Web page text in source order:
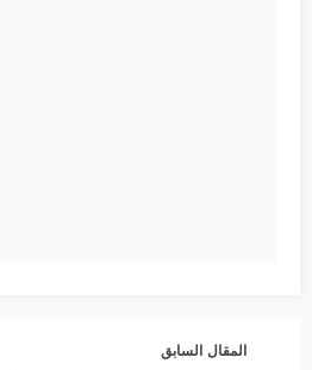
المقال السابق